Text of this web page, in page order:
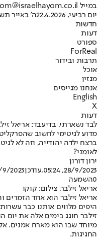
במייל hayom@israelhayom.co.il.
יום רביעי, 22.4.2026
ה' באייר
חדשות
דעות
ספורט
ForReal
תרבות ובידור
אוכל
מגזין
אנחנו מגייסים
English
X
דעות
לבד נשארתי, בדיעבד: אריאל
מדוע לגיטימי לחשוב
ברצח ילדה יהודייה, וזה לא
לאומני?
ירון דורון
28/9/2023, 05:24
,עודכן05:24
0השמעה
אריאל זילבר, צילום: קוקו
אריאל זילבר הוא אחד הזמרים
היפים מלווים אותנו כבר
מיוחד שבו הוא מארח אמנים.
החגיגות.